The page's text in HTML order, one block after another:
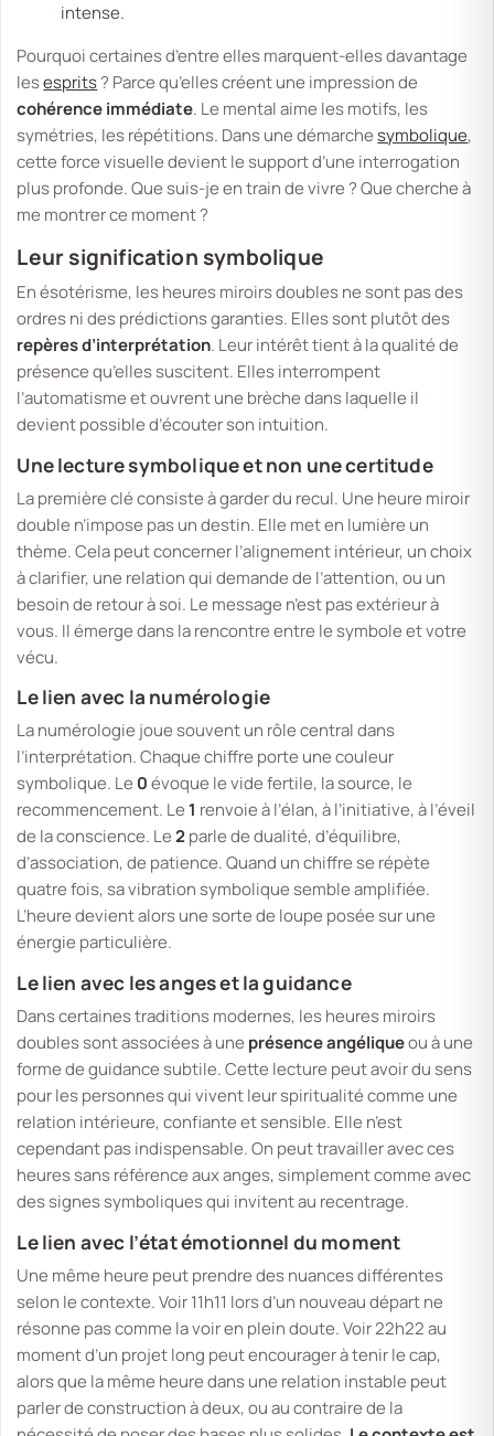
intense.
Pourquoi certaines d’entre elles marquent-elles davantage
lesesprits? Parce qu’elles créent une impression de
cohérence immédiate. Le mental aime les motifs, les
symétries, les répétitions. Dans une démarchesymbolique,
cette force visuelle devient le support d’une interrogation
plus profonde. Que suis-je en train de vivre ? Que cherche à
me montrer ce moment ?
Leur signification symbolique
En ésotérisme, les heures miroirs doubles ne sont pas des
ordres ni des prédictions garanties. Elles sont plutôt des
repères d’interprétation. Leur intérêt tient à la qualité de
présence qu’elles suscitent. Elles interrompent
l’automatisme et ouvrent une brèche dans laquelle il
devient possible d’écouter son intuition.
Une lecture symbolique et non une certitude
La première clé consiste à garder du recul. Une heure miroir
double n’impose pas un destin. Elle met en lumière un
thème. Cela peut concerner l’alignement intérieur, un choix
à clarifier, une relation qui demande de l’attention, ou un
besoin de retour à soi. Le message n’est pas extérieur à
vous. Il émerge dans la rencontre entre le symbole et votre
vécu.
Le lien avec la numérologie
La numérologie joue souvent un rôle central dans
l’interprétation. Chaque chiffre porte une couleur
symbolique. Le 0évoque le vide fertile, la source, le
recommencement. Le 1 renvoie à l’élan, à l’initiative, à l’éveil
de la conscience. Le2parle de dualité, d’équilibre,
d’association, de patience. Quand un chiffre se répète
quatre fois, sa vibration symbolique semble amplifiée.
L’heure devient alors une sorte de loupe posée sur une
énergie particulière.
Le lien avec les anges et la guidance
Dans certaines traditions modernes, les heures miroirs
doubles sont associées à une présence angéliqueou à une
forme de guidance subtile. Cette lecture peut avoir du sens
pour les personnes qui vivent leur spiritualité comme une
relation intérieure, confiante et sensible. Elle n’est
cependant pas indispensable. On peut travailler avec ces
heures sans référence aux anges, simplement comme avec
des signes symboliques qui invitent au recentrage.
Le lien avec l’état émotionnel du moment
Une même heure peut prendre des nuances différentes
selon le contexte. Voir 11h11 lors d’un nouveau départ ne
résonne pas comme la voir en plein doute. Voir 22h22 au
moment d’un projet long peut encourager à tenir le cap,
alors que la même heure dans une relation instable peut
parler de construction à deux, ou au contraire de la